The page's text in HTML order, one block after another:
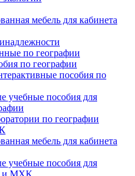
мебель для кабинета
по географии
по географии
пособия по
учебные пособия для
по географии
мебель для кабинета
учебные пособия для
и МХК